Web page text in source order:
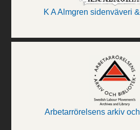
K A Almgren sidenväveri
Arbetarrörelsens arkiv